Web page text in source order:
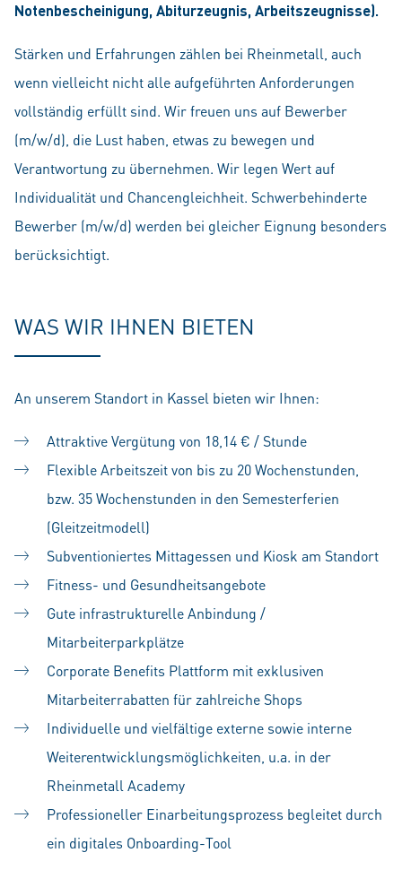
Notenbescheinigung, Abiturzeugnis, Arbeitszeugnisse).
Stärken und Erfahrungen zählen bei Rheinmetall, auch
wenn vielleicht nicht alle aufgeführten Anforderungen
vollständig erfüllt sind. Wir freuen uns auf Bewerber
(m/w/d), die Lust haben, etwas zu bewegen und
Verantwortung zu übernehmen. Wir legen Wert auf
Individualität und Chancengleichheit. Schwerbehinderte
Bewerber (m/w/d) werden bei gleicher Eignung besonders
berücksichtigt.
WAS WIR IHNEN BIETEN
An unserem Standort in Kassel bieten wir Ihnen:
Attraktive Vergütung von 18,14 € / Stunde
Flexible Arbeitszeit von bis zu 20 Wochenstunden,
bzw. 35 Wochenstunden in den Semesterferien
(Gleitzeitmodell)
Subventioniertes Mittagessen und Kiosk am Standort
Fitness- und Gesundheitsangebote
Gute infrastrukturelle Anbindung /
Mitarbeiterparkplätze
Corporate Benefits Plattform mit exklusiven
Mitarbeiterrabatten für zahlreiche Shops
Individuelle und vielfältige externe sowie interne
Weiterentwicklungsmöglichkeiten, u.a. in der
Rheinmetall Academy
Professioneller Einarbeitungsprozess begleitet durch
ein digitales Onboarding-Tool